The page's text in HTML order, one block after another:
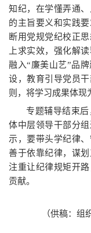
知纪，在学懂弄通
的主旨要义和实践
断用党规党纪校正
上求实效，强化解
融入“廉美山艺”品
设，教育引导党员
则，将学习成果体现
专题辅导结束
体中层领导干部分
示，要带头学纪律
善于依靠纪律，谋
注重让纪律规矩开
贡献。
（供稿：组